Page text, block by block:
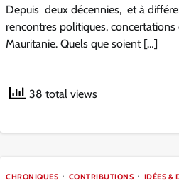
Depuis‭ ‬ ‭deux‭ ‬décennies,‭ ‬ et‭ ‬à‭
‬rencontres politiques,
Mauritanie. Quels que soient […]
38 total views
CHRONIQUES CONTRIBUTIONS IDÉES &